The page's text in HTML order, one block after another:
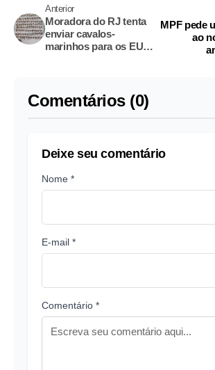
Anterior
Moradora do RJ tenta
enviar cavalos-
marinhos para os EUA
MPF pede
ao
Comentários (0)
Deixe seu comentário
Nome *
E-mail *
Comentário *